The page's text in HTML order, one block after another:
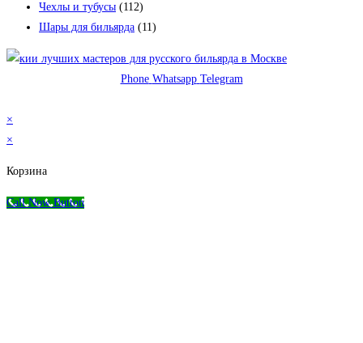
Чехлы и тубусы (112)
Шары для бильярда (11)
Phone Whatsapp Telegram
×
×
Корзина
Call Now Button